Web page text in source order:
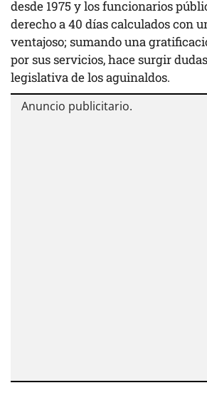
desde 1975 y los funcionarios
derecho a 40 días calculados con
ventajoso; sumando una
por sus servicios, hace surgir
legislativa de los aguinaldos.